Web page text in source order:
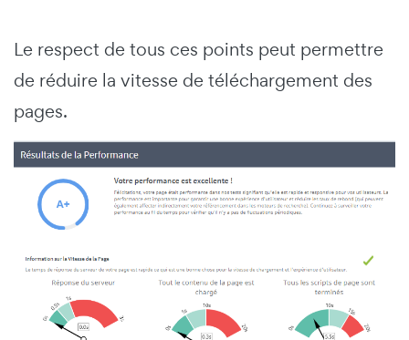
Le respect de tous ces points peut permettre
de réduire la vitesse de téléchargement des
pages.